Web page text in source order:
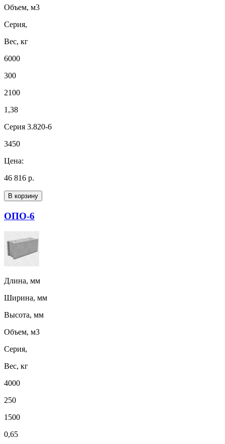
Объем, м3
Серия,
Вес, кг
6000
300
2100
1,38
Серия 3.820-6
3450
Цена:
46 816 р.
В корзину
ОПО-6
Длина, мм
Ширина, мм
Высота, мм
Объем, м3
Серия,
Вес, кг
4000
250
1500
0,65